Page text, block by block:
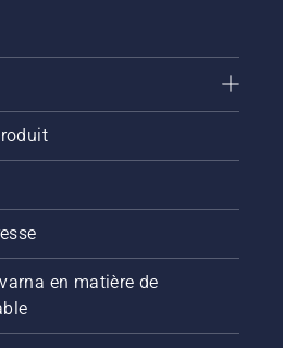
en matière de